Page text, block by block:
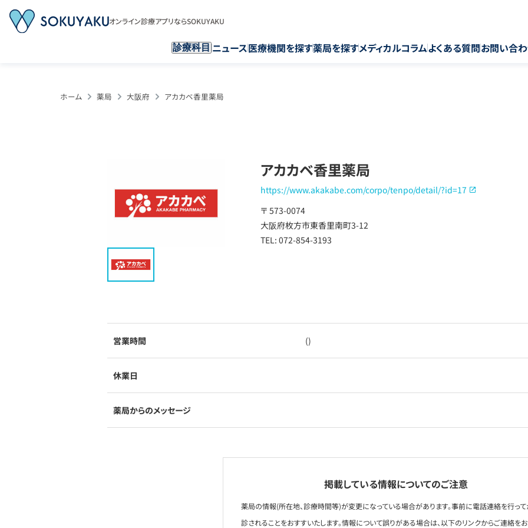
オンライン診療アプリならSOKUYAKU
診療科目 ニュース医療機関を探す薬局を探すメディカルコラムよくある質問お問い合
ホーム 薬局 大阪府 アカカベ香里薬局
アカカベ香里薬局
https://www.akakabe.com/corpo/tenpo/detail/?id=17
〒 573-0074
大阪府枚方市東香里南町3-12
TEL: 072-854-3193
営業時間 ()
休業日
薬局からのメッセージ
掲載している情報についてのご注意
薬局の情報(所在地、診療時間等)が変更になっている場合があります。事前に電話連絡を行っ
診されることをおすすいたします。情報について誤りがある場合は、以下のリンクからご連絡を